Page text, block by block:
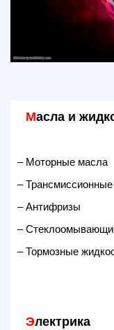
Масла и
– Моторные масла
–
– Антифризы
–
– Тормозные
Электрика